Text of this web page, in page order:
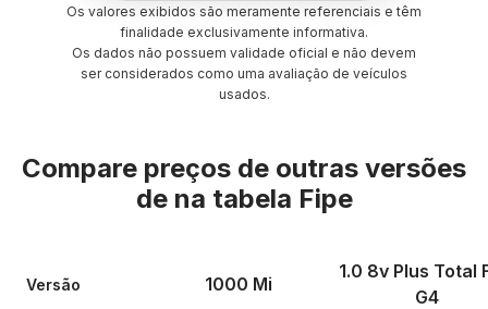
Os valores exibidos são meramente referenciais e têm
finalidade exclusivamente informativa.
Os dados não possuem validade oficial e não devem
ser considerados como uma avaliação de veículos
usados.
Compare preços de outras versões
de na tabela Fipe
Versão 1000 Mi
1.0 8v Plus Total
G4